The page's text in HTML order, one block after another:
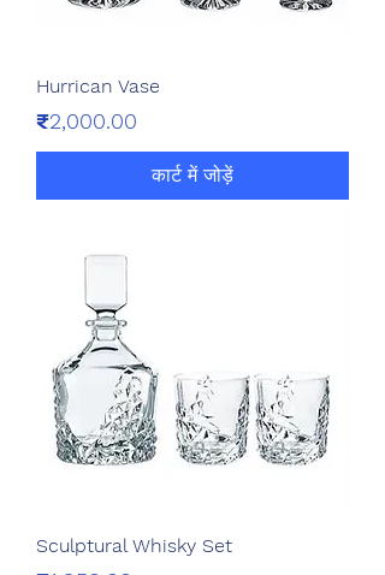
Hurrican Vase
मूल्य
₹2,000.00
कार्ट में जोड़ें
Sculptural Whisky Set